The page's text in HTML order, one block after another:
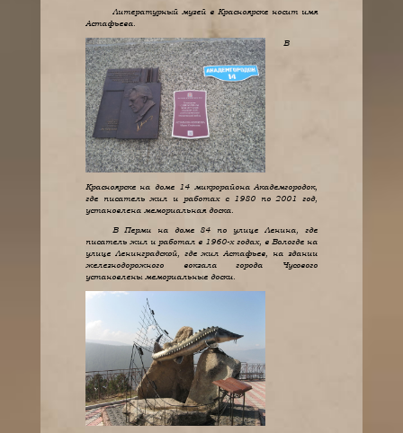
Литературный музей в Красноярске носит имя
Астафьева.
В
Красноярске на доме 14 микрорайона Академгородок,
где писатель жил и работах с 1980 по 2001 год,
установлена мемориальная доска.
В Перми на доме 84 по улице Ленина, где
писатель жил и работал в 1960-х годах, в Вологде на
улице Ленинградской, где жил Астафьев, на здании
железнодорожного вокзала города Чусового
установлены мемориальные доски.